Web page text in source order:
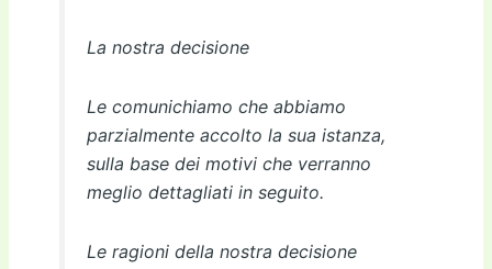
La nostra decisione
Le comunichiamo che abbiamo
parzialmente accolto la sua istanza,
sulla base dei motivi che verranno
meglio dettagliati in seguito.
Le ragioni della nostra decisione